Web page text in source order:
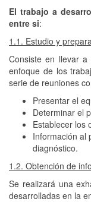
El trabajo a
entre si:
1.1. Estudio y
Consiste en llevar
enfoque de los
serie de reuniones
Presentar el
Determinar el
Establecer los
Información al
diagnóstico.
1.2. Obtención de
Se realizará una
desarrolladas en la